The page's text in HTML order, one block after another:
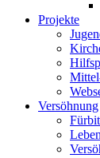
Projekte
Versöhnung